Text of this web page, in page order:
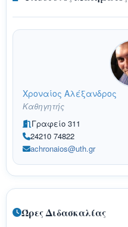
Χροναίος Αλέξανδρος
Καθηγητής
Γραφείο 311
24210 74822
achronaios@uth.gr
Ώρες Διδασκαλίας